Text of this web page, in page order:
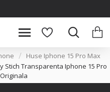
Huse Iphone 15 Pro Max
Stich Transparenta Iphone 15 Pro